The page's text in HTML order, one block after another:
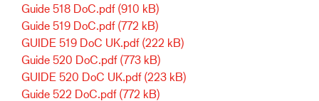
Guide 518 DoC.pdf (910 kB)
Guide 519 DoC.pdf (772 kB)
GUIDE 519 DoC UK.pdf (222 kB)
Guide 520 DoC.pdf (773 kB)
GUIDE 520 DoC UK.pdf (223 kB)
Guide 522 DoC.pdf (772 kB)